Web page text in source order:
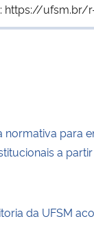
https://ufsm.br/
normativa para
a partir
da UFSM